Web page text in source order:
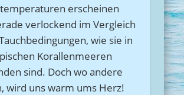
erscheinen
verlockend im Vergleich
wie sie in
Korallenmeeren
sind. Doch wo andere
wird uns warm ums Herz!